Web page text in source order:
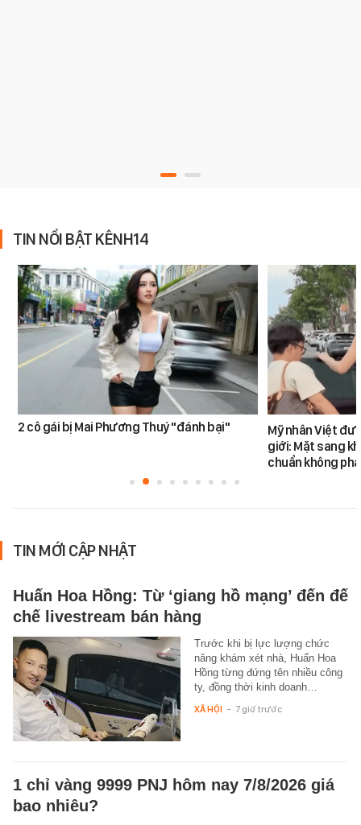
TIN NỔI BẬT KÊNH14
2 cô gái bị Mai Phương Thuý "đánh bại"
Mỹ nhân Việt
giới: Mặt sang
chuẩn không
TIN MỚI CẬP NHẬT
Huấn Hoa Hồng: Từ ‘giang hồ mạng’ đến đế
chế livestream bán hàng
Trước khi bị lực lượng chức
năng khám xét nhà, Huấn Hoa
Hồng từng đứng tên nhiều công
ty, đồng thời kinh doanh…
XÃ HỘI - 7 giờ trước
1 chỉ vàng 9999 PNJ hôm nay 7/8/2026 giá
bao nhiêu?